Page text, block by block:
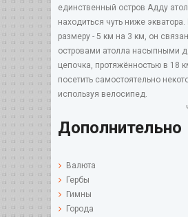
единственный остров Адду
находиться чуть ниже
размеру - 5 км на 3 км, он
островами атолла насыпными
цепочка, протяжённостью в 18
посетить самостоятельно
используя велосипед.
Дополнительно
Валюта
Гербы
Гимны
Города